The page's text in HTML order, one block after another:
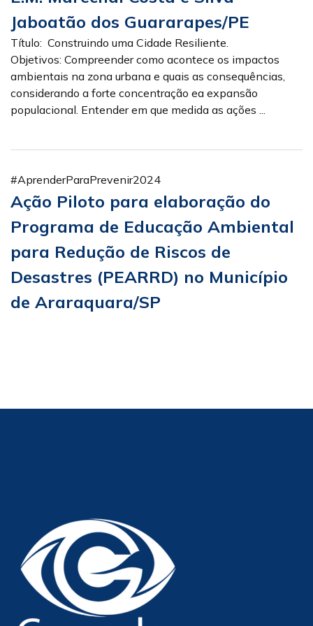
Jaboatão dos Guararapes/PE
Título: Construindo uma Cidade Resiliente.
Objetivos: Compreender como acontece os impactos
ambientais na zona urbana e quais as consequências,
considerando a forte concentração ea expansão
populacional. Entender em que medida as ações ...
#AprenderParaPrevenir2024
Ação Piloto para elaboração do
Programa de Educação Ambiental
para Redução de Riscos de
Desastres (PEARRD) no Município
de Araraquara/SP